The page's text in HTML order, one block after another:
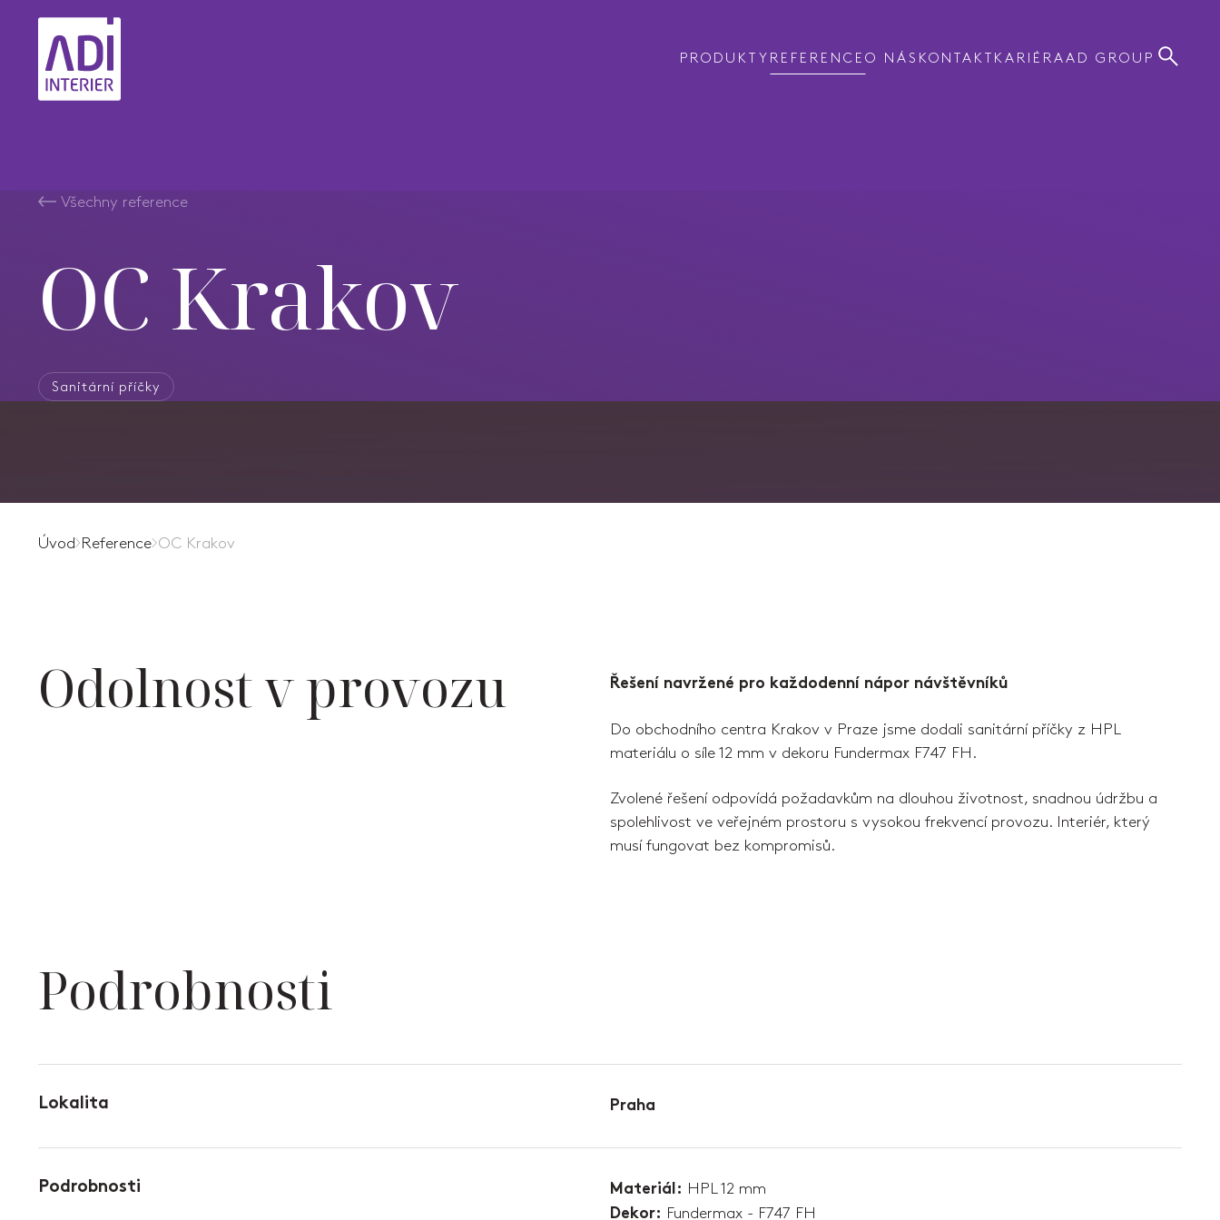
PRODUKTY REFERENCE O NÁS KONTAKT KARIÉRA AD GROUP
Všechny reference
OC Krakov
Sanitární příčky
Úvod Reference OC Krakov
Odolnost v provozu Řešení navržené pro každodenní nápor návštěvníků
Do obchodního centra Krakov v Praze jsme dodali sanitární příčky z HPL
materiálu o síle 12 mm v dekoru Fundermax F747 FH.
Zvolené řešení odpovídá požadavkům na dlouhou životnost, snadnou údržbu a
spolehlivost ve veřejném prostoru s vysokou frekvencí provozu. Interiér, který
musí fungovat bez kompromisů.
Podrobnosti
Lokalita Praha
Podrobnosti Materiál:
HPL 12 mm
Dekor:
Fundermax - F747 FH